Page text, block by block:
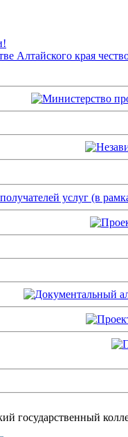
Алтайского края
государственный